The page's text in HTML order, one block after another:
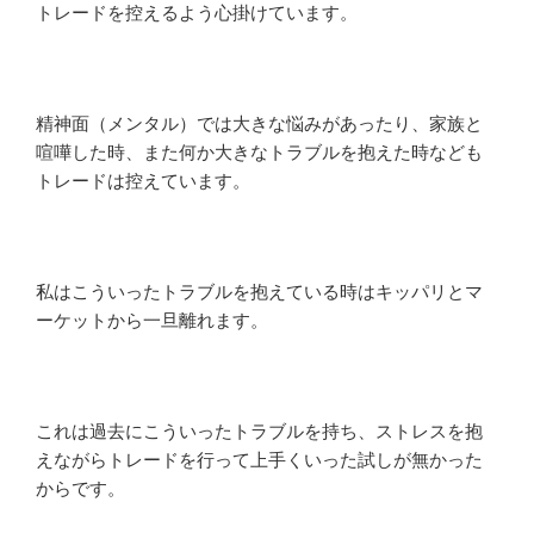
トレードを控えるよう心掛けています。
精神面（メンタル）では大きな悩みがあったり、家族と
喧嘩した時、また何か大きなトラブルを抱えた時なども
トレードは控えています。
私はこういったトラブルを抱えている時はキッパリとマ
ーケットから一旦離れます。
これは過去にこういったトラブルを持ち、ストレスを抱
えながらトレードを行って上手くいった試しが無かった
からです。